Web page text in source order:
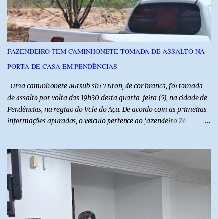
seguido de apresentação musical de Vê Barreto. A Frut & Tec
reforça a importância do Distrito de Irrigação do Baixo Açu como
referência na fruticultura irrigada, promovendo conhecimento,
inovação e oportunidades para o desenvolvimento do agronegócio
potiguar. @associacaodiba
FAZENDEIRO TEM CAMINHONETE TOMADA DE ASSALTO NA
PORTA DE CASA EM PENDÊNCIAS
Uma caminhonete Mitsubishi Triton, de cor branca, foi tomada
de assalto por volta das 19h30 desta quarta-feira (5), na cidade de
Pendências, na região do Vale do Açu. De acordo com as primeiras
informações apuradas, o veículo pertence ao fazendeiro Zé
anunciaram o assalto no momento em que ela estava em frente à
residência, no Centro da cidade. Ainda conforme relatos de
testemunhas, os suspeitos utilizavam roupas semelhantes a
uniformes de empresa, o que pode ter ajudado a não despertar
suspeitas antes da abordagem. Após a ação criminosa, a dupla
fugiu levando a caminhonete em direção ainda desconhecida. A